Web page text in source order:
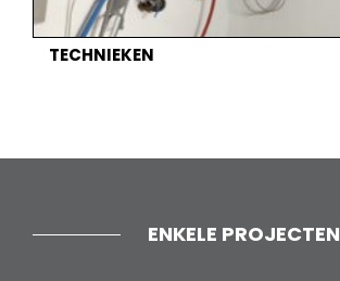
TECHNIEKEN
ENKELE PROJECTEN